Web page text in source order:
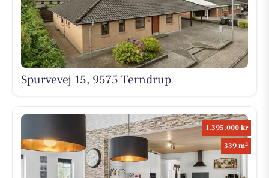
Spurvevej 15, 9575 Terndrup
1.395.000 kr
339 m2